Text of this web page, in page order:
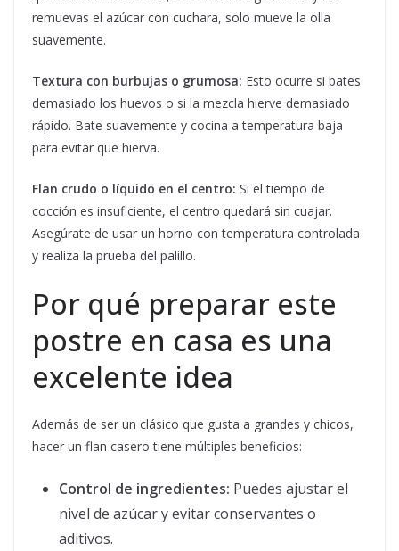
remuevas el azúcar con cuchara, solo mueve la olla
suavemente.
Textura con burbujas o grumosa: Esto ocurre si bates
demasiado los huevos o si la mezcla hierve demasiado
rápido. Bate suavemente y cocina a temperatura baja
para evitar que hierva.
Flan crudo o líquido en el centro: Si el tiempo de
cocción es insuficiente, el centro quedará sin cuajar.
Asegúrate de usar un horno con temperatura controlada
y realiza la prueba del palillo.
Por qué preparar este
postre en casa es una
excelente idea
Además de ser un clásico que gusta a grandes y chicos,
hacer un flan casero tiene múltiples beneficios:
Control de ingredientes: Puedes ajustar el
nivel de azúcar y evitar conservantes o
aditivos.